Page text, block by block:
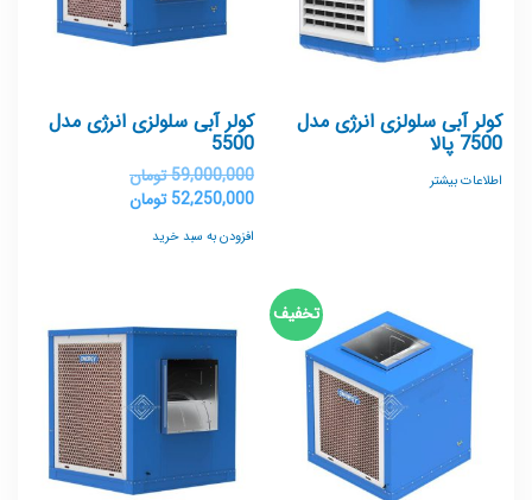
کولر آبی سلولزی انرژی مدل
7500 پالا
اطلاعات بیشتر
کولر آبی سلولزی انرژی مدل
5500
59,000,000تومان
52,250,000 تومان
افزودن به سبد خرید
تخفیف